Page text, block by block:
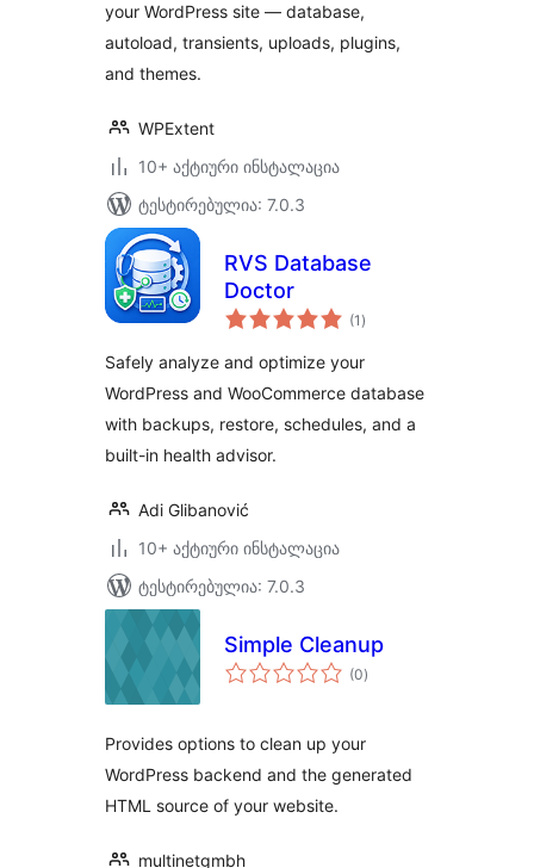
your WordPress site — database,
autoload, transients, uploads, plugins,
and themes.
WPExtent
10+ აქტიური ინსტალაცია
ტესტირებულია: 7.0.3
RVS Database
Doctor
(1 საერთო
რეიტინგი
)
Safely analyze and optimize your
WordPress and WooCommerce database
with backups, restore, schedules, and a
built-in health advisor.
Adi Glibanović
10+ აქტიური ინსტალაცია
ტესტირებულია: 7.0.3
Simple Cleanup
(0საერთო
რეიტინგი
)
Provides options to clean up your
WordPress backend and the generated
HTML source of your website.
multinetgmbh